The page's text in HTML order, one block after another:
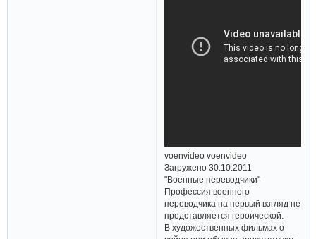
voenvideo voenvideo
Загружено 30.10.2011
"Военные переводчики"
Профессия военного
переводчика на первый взгляд не
представляется героической.
В художественных фильмах о